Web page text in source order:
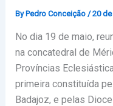
By Pedro Conceição /20
No dia 19 de maio,
na concatedral de
Províncias
primeira constituída
Badajoz, e pelas